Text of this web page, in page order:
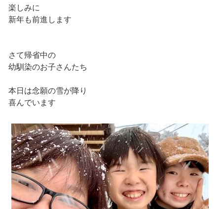
楽しみに
新年も前進します
さて帰省中の
幼馴染のお子さんたち
本日は念願の雪が降り
喜んでいます